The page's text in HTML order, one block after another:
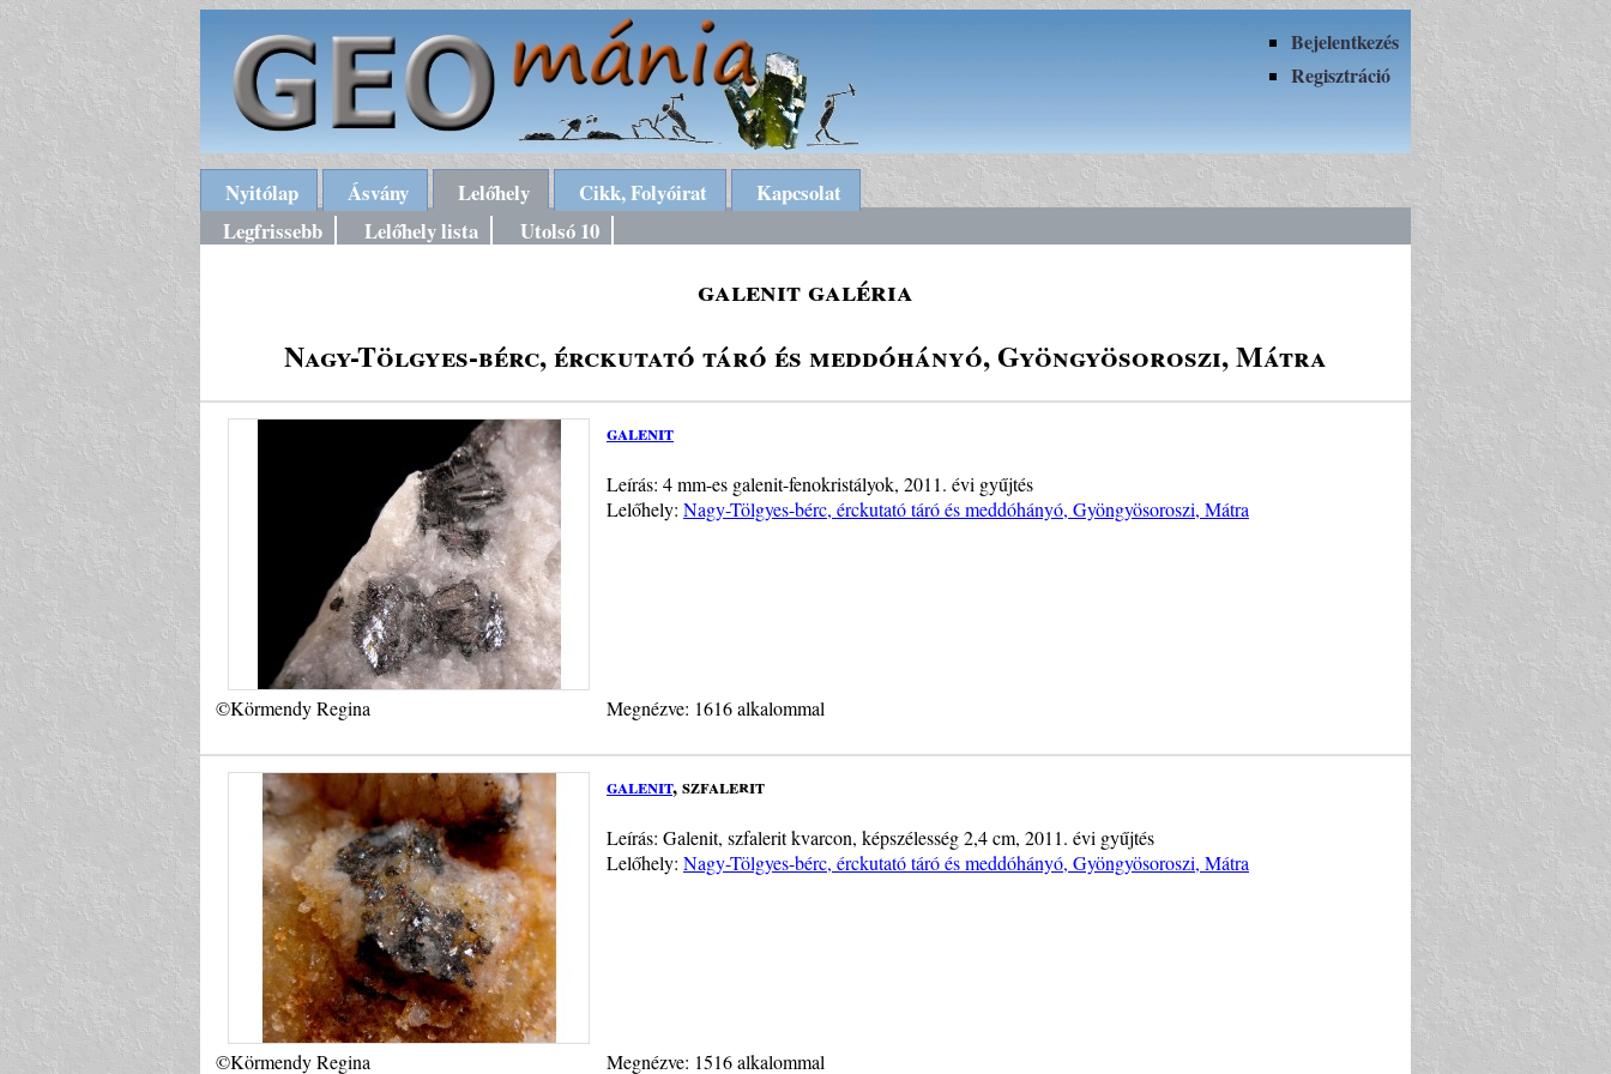
Bejelentkezés
Regisztráció
Nyitólap Ásvány Lelőhely Cikk, Folyóirat
Kapcsolat
Legfrissebb
Lelőhely lista Utolsó 10
galenit galéria
Nagy-Tölgyes-bérc, érckutató táró és meddóhányó, Gyöngyösoroszi, Mátra
galenit
Leírás: 4 mm-es galenit-fenokristályok, 2011. évi gyűjtés
Lelőhely: Nagy-Tölgyes-bérc, érckutató táró és meddóhányó, Gyöngyösoroszi, Mátra
©Körmendy Regina Megnézve: 1616 alkalommal
galenit, szfalerit
Leírás: Galenit, szfalerit kvarcon, képszélesség 2,4 cm, 2011. évi gyűjtés
Lelőhely: Nagy-Tölgyes-bérc, érckutató táró és meddóhányó, Gyöngyösoroszi, Mátra
©Körmendy Regina Megnézve: 1516 alkalommal